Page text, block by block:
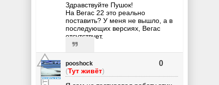
Здравствуйте Пушок!
На Вегас 22 это реально
поставить? У меня не вышло, а в
последующих версиях, Вегас
отсутствует.
pooshock
(Тут живёт)
0